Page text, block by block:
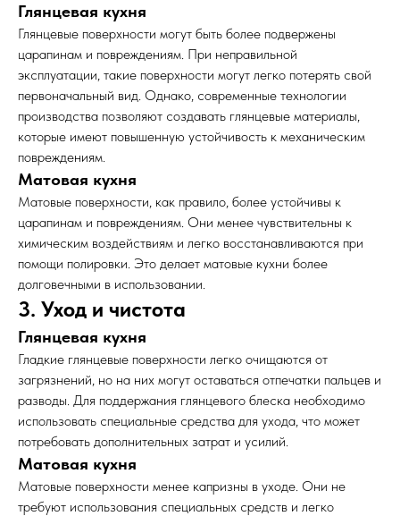
Глянцевая кухня
Глянцевые поверхности могут быть более подвержены
царапинам и повреждениям. При неправильной
эксплуатации, такие поверхности могут легко потерять свой
первоначальный вид. Однако, современные технологии
производства позволяют создавать глянцевые материалы,
которые имеют повышенную устойчивость к механическим
повреждениям.
Матовая кухня
Матовые поверхности, как правило, более устойчивы к
царапинам и повреждениям. Они менее чувствительны к
химическим воздействиям и легко восстанавливаются при
помощи полировки. Это делает матовые кухни более
долговечными в использовании.
3. Уход и чистота
Глянцевая кухня
Гладкие глянцевые поверхности легко очищаются от
загрязнений, но на них могут оставаться отпечатки пальцев и
разводы. Для поддержания глянцевого блеска необходимо
использовать специальные средства для ухода, что может
потребовать дополнительных затрат и усилий.
Матовая кухня
Матовые поверхности менее капризны в уходе. Они не
требуют использования специальных средств и легко